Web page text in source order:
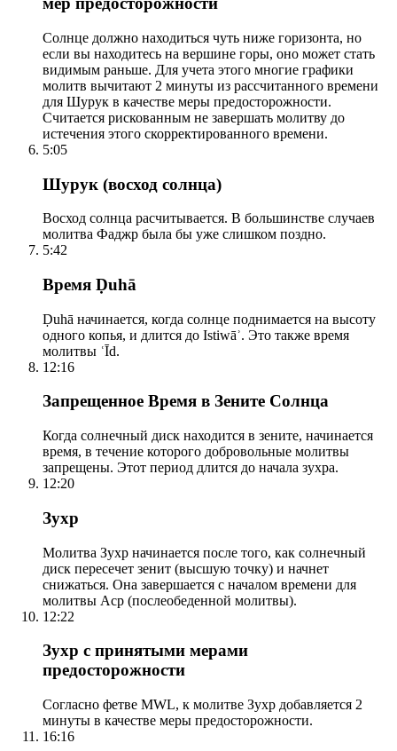
Солнце должно находиться чуть ниже горизонта, но
если вы находитесь на вершине горы, оно может стать
видимым раньше. Для учета этого многие графики
молитв вычитают 2 минуты из рассчитанного времени
для Шурук в качестве меры предосторожности.
Считается рискованным не завершать молитву до
истечения этого скорректированного времени.
5:05
Шурук (восход солнца)
Восход солнца расчитывается. В большинстве случаев
молитва Фаджр была бы уже слишком поздно.
5:42
Время Ḍuhā
Ḍuhā начинается, когда солнце поднимается на высоту
одного копья, и длится до Istiwāʾ. Это также время
молитвы ʿĪd.
12:16
Запрещенное Время в Зените Солнца
Когда солнечный диск находится в зените, начинается
время, в течение которого добровольные молитвы
запрещены. Этот период длится до начала зухра.
12:20
Зухр
Молитва Зухр начинается после того, как солнечный
диск пересечет зенит (высшую точку) и начнет
снижаться. Она завершается с началом времени для
молитвы Аср (послеобеденной молитвы).
12:22
Зухр с принятыми мерами
предосторожности
Согласно фетве MWL, к молитве Зухр добавляется 2
минуты в качестве меры предосторожности.
16:16